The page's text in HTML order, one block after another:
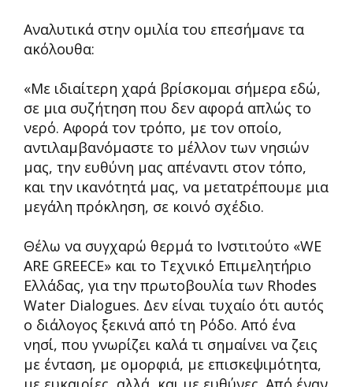
Αναλυτικά στην ομιλία του επεσήμανε τα
ακόλουθα:
«Με ιδιαίτερη χαρά βρίσκομαι σήμερα εδώ,
σε μια συζήτηση που δεν αφορά απλώς το
νερό. Αφορά τον τρόπο, με τον οποίο,
αντιλαμβανόμαστε το μέλλον των νησιών
μας, την ευθύνη μας απέναντι στον τόπο,
και την ικανότητά μας, να μετατρέπουμε μια
μεγάλη πρόκληση, σε κοινό σχέδιο.
Θέλω να συγχαρώ θερμά το Ινστιτούτο «WE
ARE GREECE» και το Τεχνικό Επιμελητήριο
Ελλάδας, για την πρωτοβουλία των Rhodes
Water Dialogues. Δεν είναι τυχαίο ότι αυτός
ο διάλογος ξεκινά από τη Ρόδο. Από ένα
νησί, που γνωρίζει καλά τι σημαίνει να ζεις
με ένταση, με ομορφιά, με επισκεψιμότητα,